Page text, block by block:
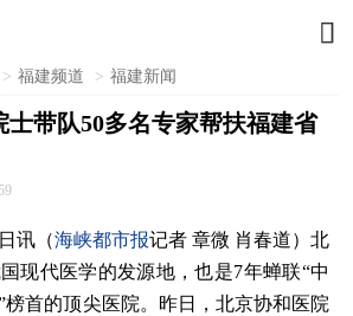

> 福建频道 > 福建新闻
士带队50多名专家帮扶福建省
讯（海峡都市报记者 章微 肖春道）北
现代医学的发源地，也是7年蝉联“中
榜首的顶尖医院。昨日，北京协和医院